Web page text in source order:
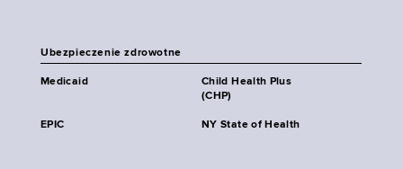
Ubezpieczenie zdrowotne
Medicaid
Child Health Plus
(CHP)
EPIC NY State of Health